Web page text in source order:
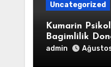
Uncategorized
Kumarin
Bagimlilik
admin